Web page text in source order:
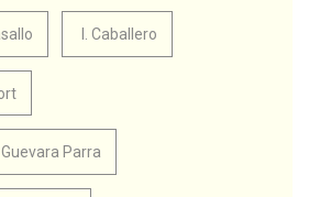
I. Caballero
Parra